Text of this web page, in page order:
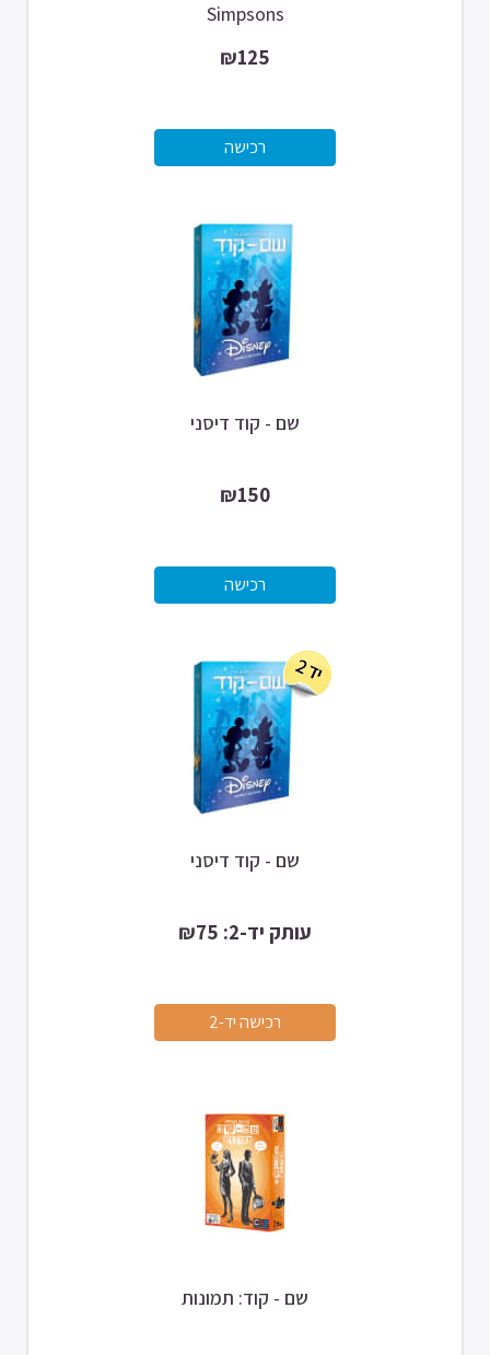
Simpsons
₪125
שם - קוד דיסני
₪150
שם - קוד דיסני
עותק יד-2: ₪75
שם - קוד: תמונות